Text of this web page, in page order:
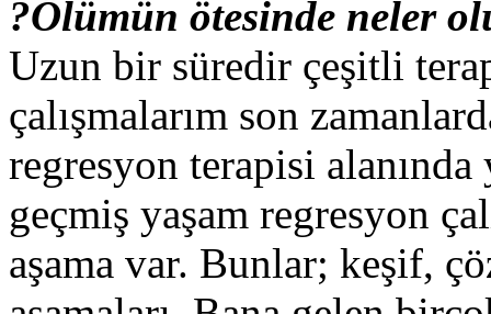
?Ölümün ötesinde neler
Uzun bir süredir çeşitli
çalışmalarım son
regresyon terapisi
geçmiş yaşam regresyon
aşama var. Bunlar; keşif,